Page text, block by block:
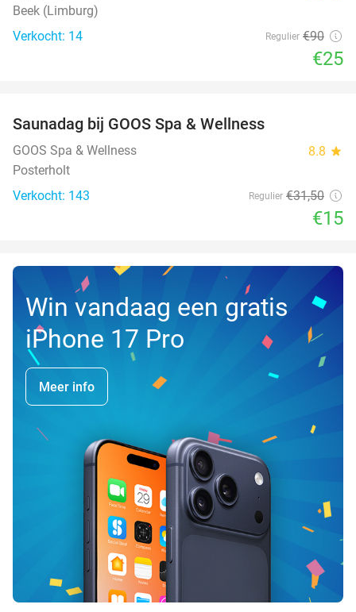
Beek (Limburg)
Verkocht: 14
Regulier €90
€25
TODAY
Saunadag bij GOOS Spa & Wellness
GOOS Spa & Wellness 8.8 star
Posterholt
Verkocht: 143
Regulier €31,50
€15
Win vandaag een gratis
iPhone 17 Pro
Meer info